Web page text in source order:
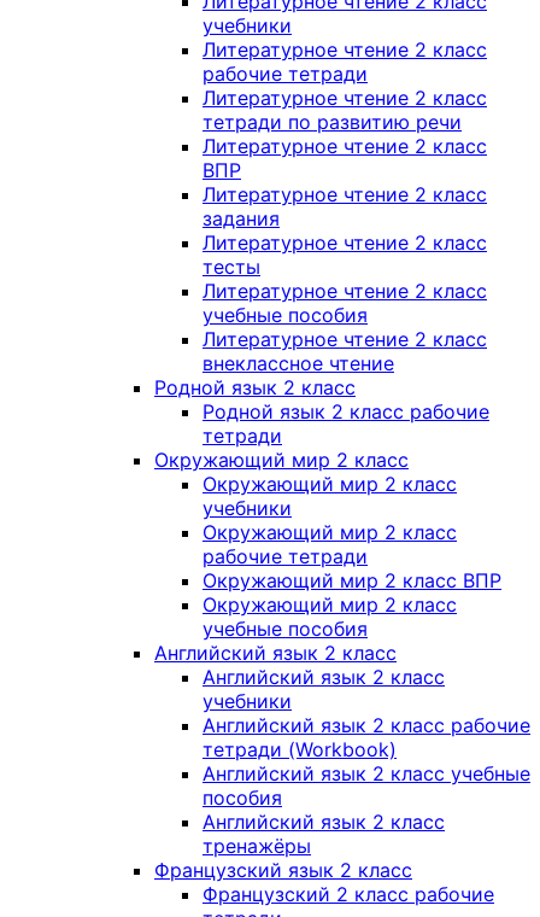
учебники
Литературное чтение 2 класс
рабочие тетради
Литературное чтение 2 класс
тетради по развитию речи
Литературное чтение 2 класс
ВПР
Литературное чтение 2 класс
задания
Литературное чтение 2 класс
тесты
Литературное чтение 2 класс
учебные пособия
Литературное чтение 2 класс
внеклассное чтение
Родной язык 2 класс
Родной язык 2 класс рабочие
тетради
Окружающий мир 2 класс
Окружающий мир 2 класс
учебники
Окружающий мир 2 класс
рабочие тетради
Окружающий мир 2 класс ВПР
Окружающий мир 2 класс
учебные пособия
Английский язык 2 класс
Английский язык 2 класс
учебники
Английский язык 2 класс рабочие
тетради (Workbook)
Английский язык 2 класс учебные
пособия
Английский язык 2 класс
тренажёры
Французский язык 2 класс
Французский 2 класс рабочие